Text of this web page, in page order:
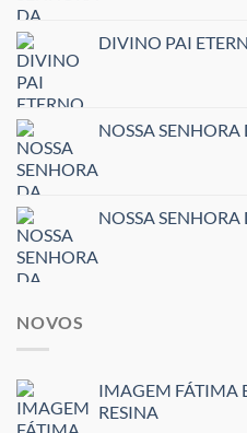
DIVINO PAI
NOSSA
NOSSA
NOVOS
IMAGEM FÁTIMA
RESINA